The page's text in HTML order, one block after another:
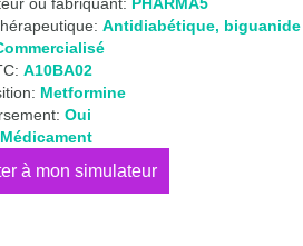
Antidiabétique, biguanide
A10BA02
Metformine
Oui
Médicament